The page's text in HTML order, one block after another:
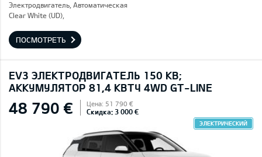
Электродвигатель, Автоматическая
Clear White (UD),
ПОСМОТРЕТЬ
EV3 ЭЛЕКТРОДВИГАТЕЛЬ 150 КВ;
AККУМУЛЯТОР 81,4 КВТЧ 4WD GT-LINE
48 790 € Цена: 51 790 €
Скидка: 3 000 €
ЭЛЕКТРИЧЕСКИЙ